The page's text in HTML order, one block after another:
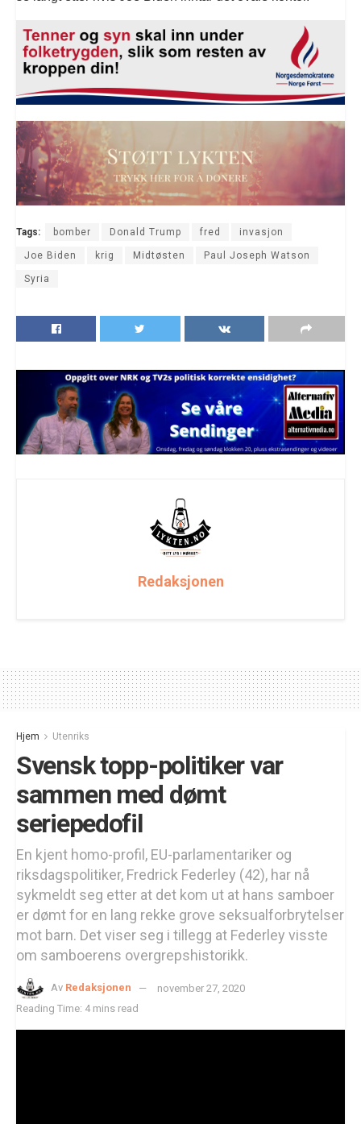
Tags: bomber Donald Trump fred invasjon
Joe Biden krig Midtøsten Paul Joseph Watson
Syria
Redaksjonen
Hjem Utenriks
Svensk topp-politiker var
sammen med dømt
seriepedofil
En kjent homo-profil, EU-parlamentariker og
riksdagspolitiker, Fredrick Federley (42), har nå
sykmeldt seg etter at det kom ut at hans samboer
er dømt for en lang rekke grove seksualforbrytelser
mot barn. Det viser seg i tillegg at Federley visste
om samboerens overgrepshistorikk.
Av Redaksjonen
november 27, 2020
Reading Time: 4 mins read